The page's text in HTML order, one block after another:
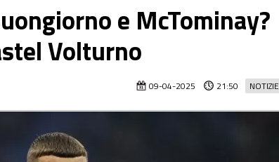
e McTominay?
Volturno
NOTIZIE
09-04-2025 21:50